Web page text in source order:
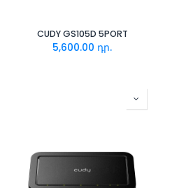
CUDY GS105D 5PORT
5,600.00 դր.